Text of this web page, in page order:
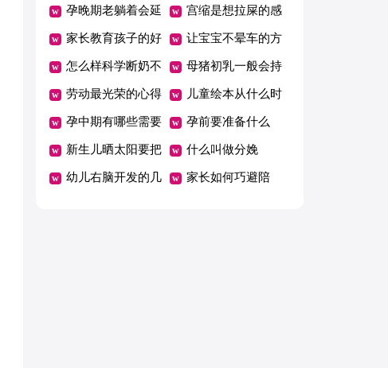
来吗 的营养
孕晚期老躺着会延
期吗
宫缩是想拉屎的感
觉吗
家长教育孩子的好
方法总结一年级
让宝宝不晕车的方
法
怎么样科学断奶不
坑娃
母猪初乳一般会持
续几天
劳动最光荣的心得
体会范文（精选5
篇）
儿童绘本从什么时
候开始看有哪些好
处
孕中期有哪些需要
注意的事项
孕前要准备什么
新生儿晒太阳要把
衣服脱了吗
什么叫做分娩
幼儿右脑开发的几 家长如何巧避陪